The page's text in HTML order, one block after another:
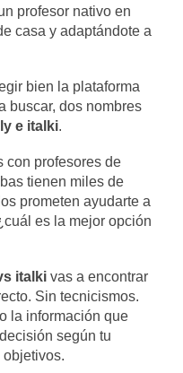
profesor nativo en
casa y adaptándote a
bien la plataforma
buscar, dos nombres
e italki.
con profesores de
tienen miles de
prometen ayudarte a
es la mejor opción
italki vas a encontrar
Sin tecnicismos.
la información que
según tu
objetivos.